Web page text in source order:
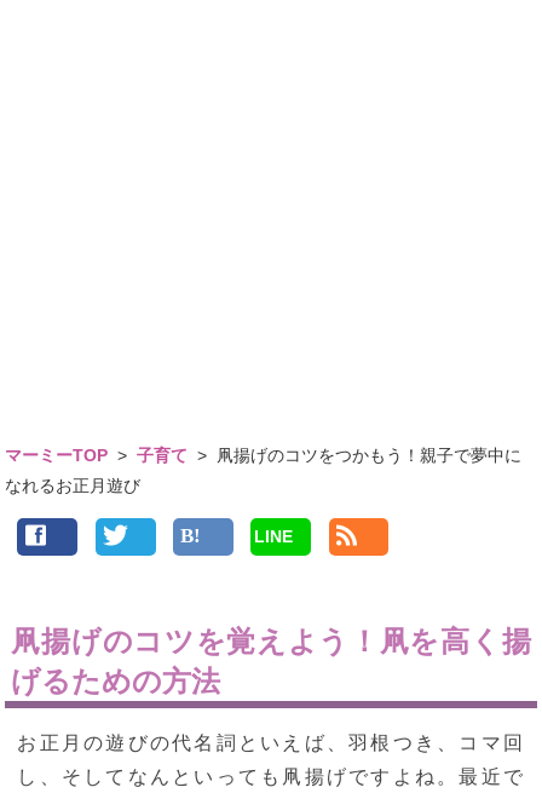
マーミーTOP >子育て > 凧揚げのコツをつかもう！親子で夢中に
なれるお正月遊び
LINE
凧揚げのコツを覚えよう！凧を高く揚
げるための方法
お正月の遊びの代名詞といえば、羽根つき、コマ回
し、そしてなんといっても凧揚げですよね。最近で